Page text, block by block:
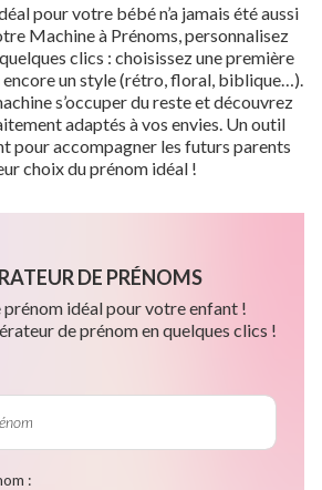
pour votre bébé n’a jamais été aussi
Machine à Prénoms, personnalisez
clics : choisissez une première
un style (rétro, floral, biblique…).
s’occuper du reste et découvrez
adaptés à vos envies. Un outil
pour accompagner les futurs parents
choix du prénom idéal !
DE PRÉNOMS
prénom idéal pour votre enfant !
de prénom en quelques clics !
: